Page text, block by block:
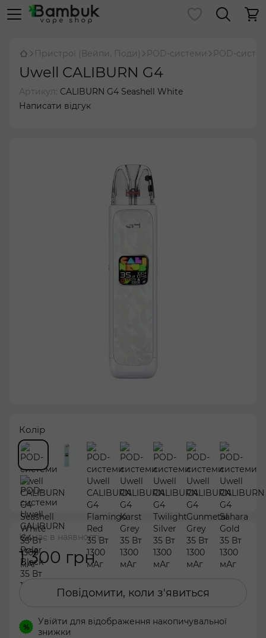
Пристрої (Вейпи, Поди) POD-системи POD-
Uwell CALIBURN G4
Артикул: CALIBURN G4 Seashell White
Написати відгук
Колір
Немає в наявності
1 300 грн
Повідомити, коли з'явиться
% Увійти для відображення накопичувальної
знижки